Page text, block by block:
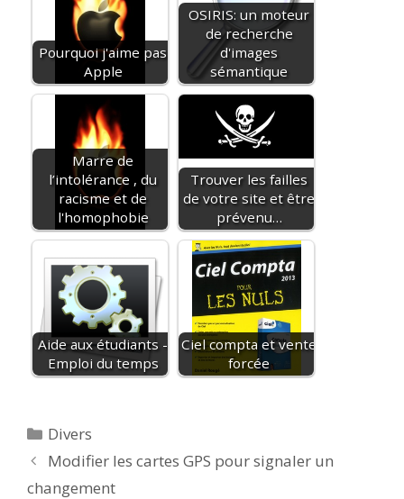
Pourquoi j'aime pas
Apple
OSIRIS: un moteur
de recherche
d'images
sémantique
Marre de
l’intolérance , du
racisme et de
l'homophobie
Trouver les failles
de votre site et être
prévenu…
Aide aux étudiants -
Emploi du temps
Ciel compta et vente
forcée
Catégories
Divers
Modifier les cartes GPS pour signaler un
changement